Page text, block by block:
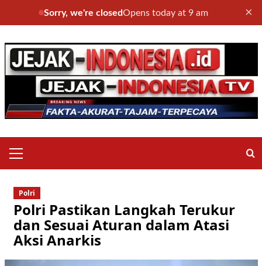
Sorry, we're closedOpens today at 9 am ×
to
content
Menu
Polri
Polri Pastikan Langkah Terukur
dan Sesuai Aturan dalam Atasi
Aksi Anarkis